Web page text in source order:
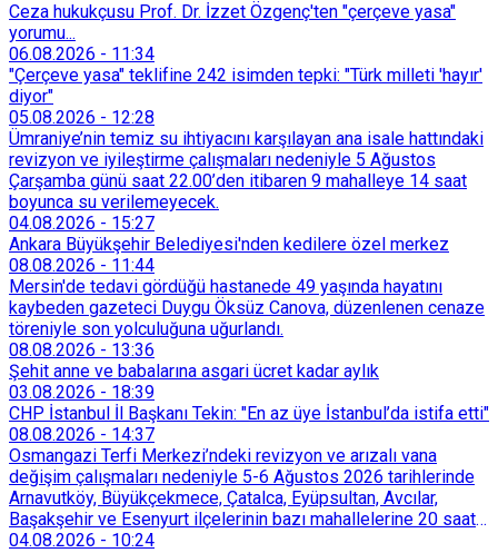
Ceza hukukçusu Prof. Dr. İzzet Özgenç'ten "çerçeve yasa"
yorumu...
06.08.2026 - 11:34
"Çerçeve yasa" teklifine 242 isimden tepki: "Türk milleti 'hayır'
diyor"
05.08.2026 - 12:28
Ümraniye’nin temiz su ihtiyacını karşılayan ana isale hattındaki
revizyon ve iyileştirme çalışmaları nedeniyle 5 Ağustos
Çarşamba günü saat 22.00’den itibaren 9 mahalleye 14 saat
boyunca su verilemeyecek.
04.08.2026 - 15:27
Ankara Büyükşehir Belediyesi'nden kedilere özel merkez
08.08.2026 - 11:44
Mersin'de tedavi gördüğü hastanede 49 yaşında hayatını
kaybeden gazeteci Duygu Öksüz Canova, düzenlenen cenaze
töreniyle son yolculuğuna uğurlandı.
08.08.2026 - 13:36
Şehit anne ve babalarına asgari ücret kadar aylık
03.08.2026 - 18:39
CHP İstanbul İl Başkanı Tekin: "En az üye İstanbul’da istifa etti"
08.08.2026 - 14:37
Osmangazi Terfi Merkezi’ndeki revizyon ve arızalı vana
değişim çalışmaları nedeniyle 5-6 Ağustos 2026 tarihlerinde
Arnavutköy, Büyükçekmece, Çatalca, Eyüpsultan, Avcılar,
Başakşehir ve Esenyurt ilçelerinin bazı mahallelerine 20 saat
süreyle su verilemeyecek.
04.08.2026 - 10:24